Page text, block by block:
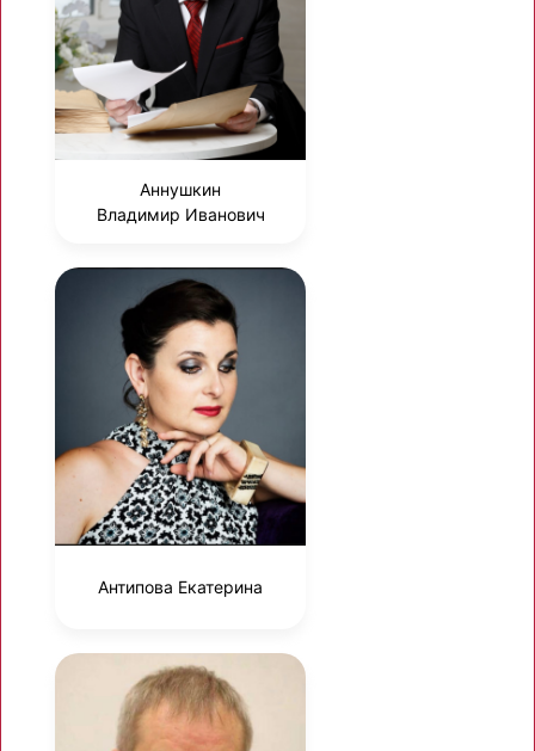
Аннушкин
Владимир Иванович
Антипова Екатерина